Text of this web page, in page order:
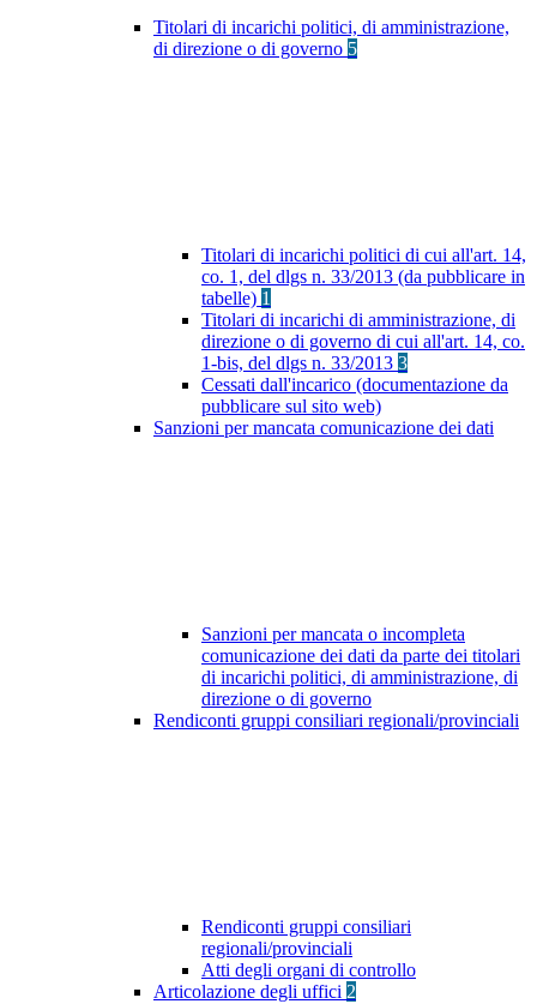
Titolari di incarichi politici, di amministrazione,
di direzione o di governo 5
Titolari di incarichi politici di cui all'art. 14,
co. 1, del dlgs n. 33/2013 (da pubblicare in
tabelle) 1
Titolari di incarichi di amministrazione, di
direzione o di governo di cui all'art. 14, co.
1-bis, del dlgs n. 33/2013 3
Cessati dall'incarico (documentazione da
pubblicare sul sito web)
Sanzioni per mancata comunicazione dei dati
Sanzioni per mancata o incompleta
comunicazione dei dati da parte dei titolari
di incarichi politici, di amministrazione, di
direzione o di governo
Rendiconti gruppi consiliari regionali/provinciali
Rendiconti gruppi consiliari
regionali/provinciali
Atti degli organi di controllo
Articolazione degli uffici 2